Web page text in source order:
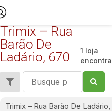
Trimix – Rua
Barão De
Ladário, 670
1 loja
Trimix – Rua Barão De